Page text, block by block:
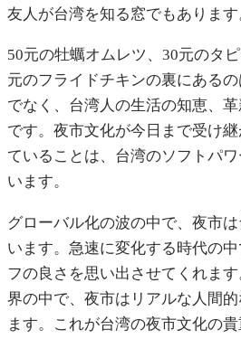
友人が台湾を知る窓でもあります
50元の牡蠣オムレツ、30元のタ
元のフライドチキンの裏にある
でなく、台湾人の生活の知恵、
です。夜市文化が今日まで受け
ていることは、台湾のソフトパ
います。
グローバル化の波の中で、夜市
います。急速に変化する時代の
フの良さを思い出させてくれま
界の中で、夜市はリアルな人間
ます。これが台湾の夜市文化の